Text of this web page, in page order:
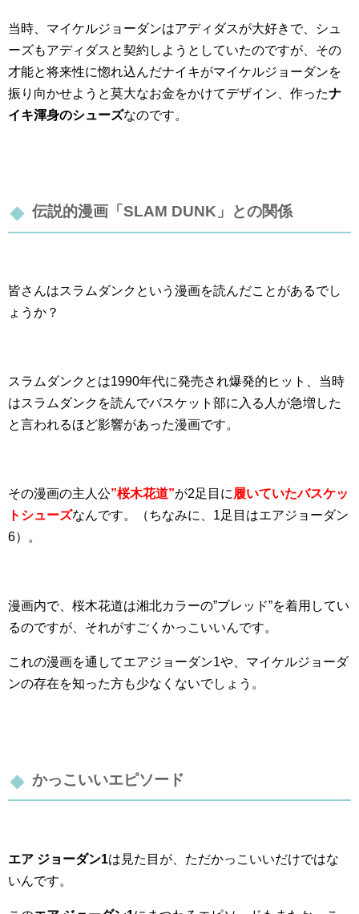
当時、マイケルジョーダンはアディダスが大好きで、シュ
ーズもアディダスと契約しようとしていたのですが、その
才能と将来性に惚れ込んだナイキがマイケルジョーダンを
振り向かせようと莫大なお金をかけてデザイン、作ったナ
イキ渾身のシューズなのです。
伝説的漫画「SLAM DUNK」との関係
皆さんはスラムダンクという漫画を読んだことがあるでし
ょうか？
スラムダンクとは1990年代に発売され爆発的ヒット、当時
はスラムダンクを読んでバスケット部に入る人が急増した
と言われるほど影響があった漫画です。
その漫画の主人公”桜木花道”が2足目に 履いていたバスケッ
トシューズなんです。（ちなみに、1足目はエアジョーダン
6）。
漫画内で、桜木花道は湘北カラーの”ブレッド”を着用してい
るのですが、それがすごくかっこいいんです。
これの漫画を通してエアジョーダン1や、マイケルジョーダ
ンの存在を知った方も少なくないでしょう。
かっこいいエピソード
エア ジョーダン1 は見た目が、ただかっこいいだけではな
いんです。